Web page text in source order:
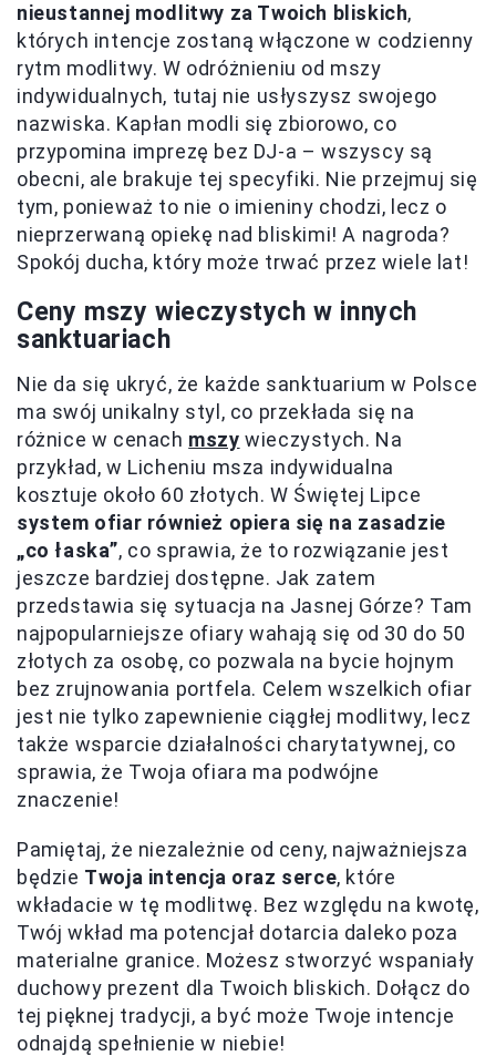
nieustannej modlitwy za Twoich bliskich,
których intencje zostaną włączone w codzienny
rytm modlitwy. W odróżnieniu od mszy
indywidualnych, tutaj nie usłyszysz swojego
nazwiska. Kapłan modli się zbiorowo, co
przypomina imprezę bez DJ-a – wszyscy są
obecni, ale brakuje tej specyfiki. Nie przejmuj się
tym, ponieważ to nie o imieniny chodzi, lecz o
nieprzerwaną opiekę nad bliskimi! A nagroda?
Spokój ducha, który może trwać przez wiele lat!
Ceny mszy wieczystych w innych
sanktuariach
Nie da się ukryć, że każde sanktuarium w Polsce
ma swój unikalny styl, co przekłada się na
różnice w cenach mszy wieczystych. Na
przykład, w Licheniu msza indywidualna
kosztuje około 60 złotych. W Świętej Lipce
system ofiar również opiera się na zasadzie
„co łaska”, co sprawia, że to rozwiązanie jest
jeszcze bardziej dostępne. Jak zatem
przedstawia się sytuacja na Jasnej Górze? Tam
najpopularniejsze ofiary wahają się od 30 do 50
złotych za osobę, co pozwala na bycie hojnym
bez zrujnowania portfela. Celem wszelkich ofiar
jest nie tylko zapewnienie ciągłej modlitwy, lecz
także wsparcie działalności charytatywnej, co
sprawia, że Twoja ofiara ma podwójne
znaczenie!
Pamiętaj, że niezależnie od ceny, najważniejsza
będzie Twoja intencja oraz serce, które
wkładacie w tę modlitwę. Bez względu na kwotę,
Twój wkład ma potencjał dotarcia daleko poza
materialne granice. Możesz stworzyć wspaniały
duchowy prezent dla Twoich bliskich. Dołącz do
tej pięknej tradycji, a być może Twoje intencje
odnajdą spełnienie w niebie!